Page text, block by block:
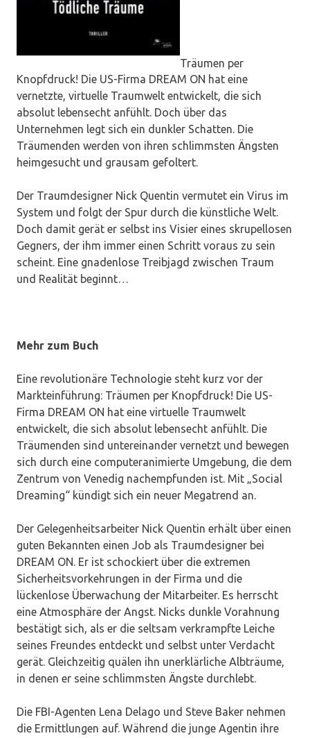
Träumen per
Knopfdruck! Die US-Firma DREAM ON hat eine
vernetzte, virtuelle Traumwelt entwickelt, die sich
absolut lebensecht anfühlt. Doch über das
Unternehmen legt sich ein dunkler Schatten. Die
Träumenden werden von ihren schlimmsten Ängsten
heimgesucht und grausam gefoltert.
Der Traumdesigner Nick Quentin vermutet ein Virus im
System und folgt der Spur durch die künstliche Welt.
Doch damit gerät er selbst ins Visier eines skrupellosen
Gegners, der ihm immer einen Schritt voraus zu sein
scheint. Eine gnadenlose Treibjagd zwischen Traum
und Realität beginnt…
Mehr zum Buch
Eine revolutionäre Technologie steht kurz vor der
Markteinführung: Träumen per Knopfdruck! Die US-
Firma DREAM ON hat eine virtuelle Traumwelt
entwickelt, die sich absolut lebensecht anfühlt. Die
Träumenden sind untereinander vernetzt und bewegen
sich durch eine computeranimierte Umgebung, die dem
Zentrum von Venedig nachempfunden ist. Mit „Social
Dreaming“ kündigt sich ein neuer Megatrend an.
Der Gelegenheitsarbeiter Nick Quentin erhält über einen
guten Bekannten einen Job als Traumdesigner bei
DREAM ON. Er ist schockiert über die extremen
Sicherheitsvorkehrungen in der Firma und die
lückenlose Überwachung der Mitarbeiter. Es herrscht
eine Atmosphäre der Angst. Nicks dunkle Vorahnung
bestätigt sich, als er die seltsam verkrampfte Leiche
seines Freundes entdeckt und selbst unter Verdacht
gerät. Gleichzeitig quälen ihn unerklärliche Albträume,
in denen er seine schlimmsten Ängste durchlebt.
Die FBI-Agenten Lena Delago und Steve Baker nehmen
die Ermittlungen auf. Während die junge Agentin ihre